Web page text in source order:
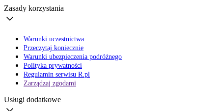
Zasady korzystania
Warunki uczestnictwa
Przeczytaj koniecznie
Warunki ubezpieczenia podróżnego
Polityka prywatności
Regulamin serwisu R.pl
Zarządzaj zgodami
Usługi dodatkowe